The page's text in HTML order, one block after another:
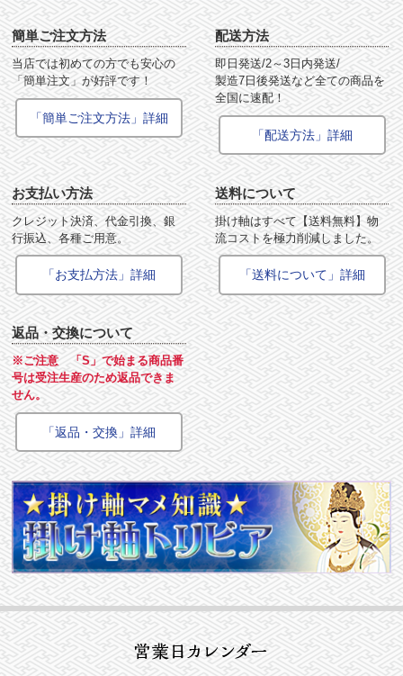
簡単ご注文方法
当店では初めての方でも安心の
「簡単注文」が好評です！
「簡単ご注文方法」詳細
配送方法
即日発送/2～3日内発送/
製造7日後発送など全ての商品を
全国に速配！
「配送方法」詳細
お支払い方法
クレジット決済、代金引換、銀
行振込、各種ご用意。
「お支払方法」詳細
送料について
掛け軸はすべて【送料無料】物
流コストを極力削減しました。
「送料について」詳細
返品・交換について
※ご注意 「S」で始まる商品番
号は受注生産のため返品できま
せん。
「返品・交換」詳細